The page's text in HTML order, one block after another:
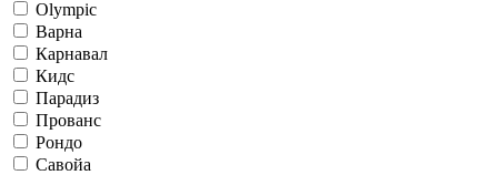
Olympic
Варна
Карнавал
Кидс
Парадиз
Прованс
Рондо
Савойа